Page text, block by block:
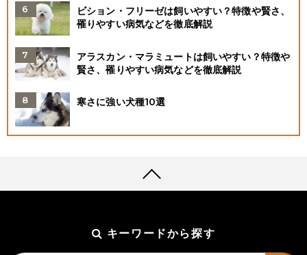
ビション・フリーゼは飼いやすい？特徴や賢さ、
罹りやすい病気などを徹底解説
アラスカン・マラミュートは飼いやすい？特徴や
賢さ、罹りやすい病気などを徹底解説
寒さに強い犬種10選
キーワードから探す